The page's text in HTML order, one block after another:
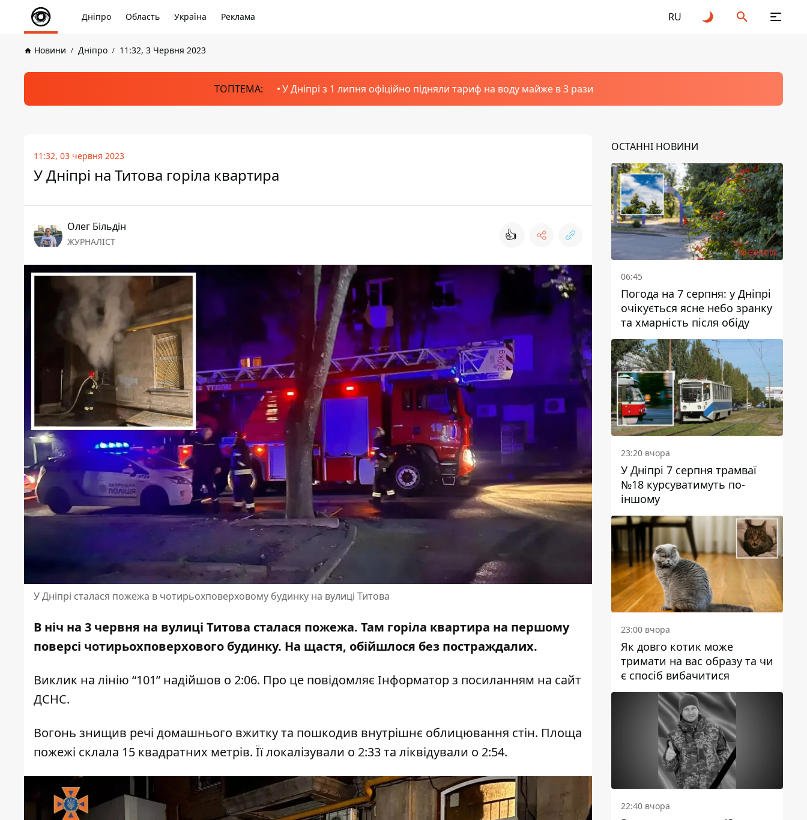
Дніпро Область Україна Реклама RU
Новини Дніпро 11:32, 3 Червня 2023
ТОПТЕМА: У Дніпрі з 1 липня офіційно підняли тариф на воду майже в 3 рази
11:32, 03 червня 2023
У Дніпрі на Титова горіла квартира
Олег Більдін
ЖУРНАЛІСТ 👍
У Дніпрі сталася пожежа в чотирьохповерховому будинку на вулиці Титова
В ніч на 3 червня на вулиці Титова сталася пожежа. Там горіла квартира на першому
поверсі чотирьохповерхового будинку. На щастя, обійшлося без постраждалих.
Виклик на лінію “101” надійшов о 2:06. Про це повідомляє Інформатор з посиланням на сайт
ДСНС.
Вогонь знищив речі домашнього вжитку та пошкодив внутрішнє облицювання стін. Площа
пожежі склала 15 квадратних метрів. Її локалізували о 2:33 та ліквідували о 2:54.
ОСТАННІ НОВИНИ
06:45
Погода на 7 серпня: у Дніпрі
очікується ясне небо зранку
та хмарність після обіду
23:20 вчора
У Дніпрі 7 серпня трамваї
№18 курсуватимуть по-
іншому
23:00 вчора
Як довго котик може
тримати на вас образу та чи
є спосіб вибачитися
22:40 вчора